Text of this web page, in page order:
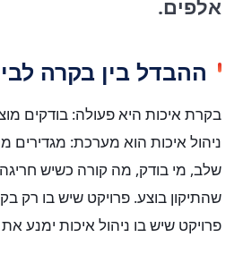
אלפים.
ההבדל בין בקרה
בקרת איכות היא פעולה: בודקים
ניהול איכות הוא מערכת:
שלב, מי בודק, מה קורה כשיש
שהתיקון בוצע. פרויקט שיש בו רק
פרויקט שיש בו ניהול איכות ימנע